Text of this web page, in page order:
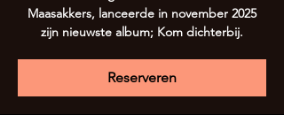
Maasakkers, lanceerde in november 2025
zijn nieuwste album; Kom dichterbij.
Reserveren